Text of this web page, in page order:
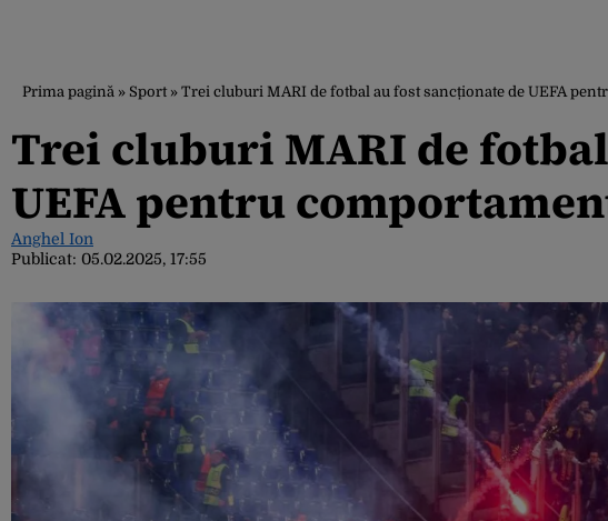
Prima pagină » Sport» Trei cluburi MARI de fotbal au fost sancționate de UEFA
Trei cluburi MARI de
UEFA pentru
Anghel Ion
Publicat: 05.02.2025, 17:55